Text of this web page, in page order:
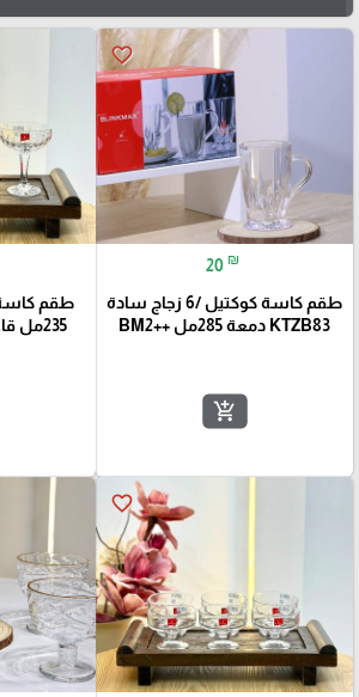
favorite_border
20 ₪
طقم كاسة كوكتيل /6 زجاج سادة
KTZB83 دمعة 285مل ++BM2
add_shopping_cart
favorite_border